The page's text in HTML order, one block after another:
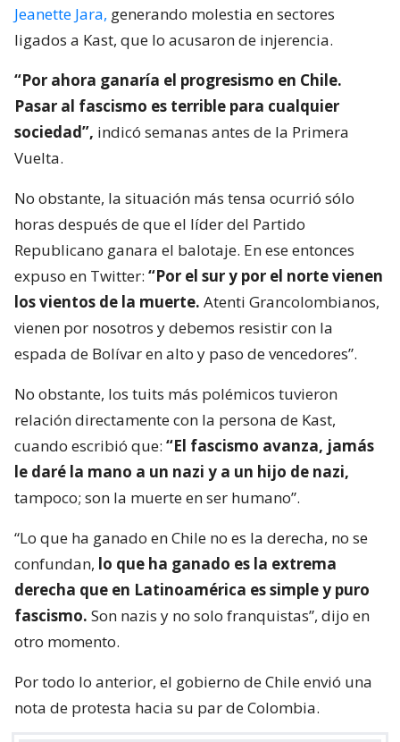
Jeanette Jara, generando molestia en sectores
ligados a Kast, que lo acusaron de injerencia.
“Por ahora ganaría el progresismo en Chile.
Pasar al fascismo es terrible para cualquier
sociedad”, indicó semanas antes de la Primera
Vuelta.
No obstante, la situación más tensa ocurrió sólo
horas después de que el líder del Partido
Republicano ganara el balotaje. En ese entonces
expuso en Twitter: “Por el sur y por el norte vienen
los vientos de la muerte. Atenti Grancolombianos,
vienen por nosotros y debemos resistir con la
espada de Bolívar en alto y paso de vencedores”.
No obstante, los tuits más polémicos tuvieron
relación directamente con la persona de Kast,
cuando escribió que: “El fascismo avanza, jamás
le daré la mano a un nazi y a un hijo de nazi,
tampoco; son la muerte en ser humano”.
“Lo que ha ganado en Chile no es la derecha, no se
confundan, lo que ha ganado es la extrema
derecha que en Latinoamérica es simple y puro
fascismo. Son nazis y no solo franquistas”, dijo en
otro momento.
Por todo lo anterior, el gobierno de Chile envió una
nota de protesta hacia su par de Colombia.